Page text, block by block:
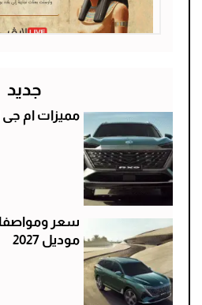
جديد
مميزات ام جى ار اكس
موديل 2027